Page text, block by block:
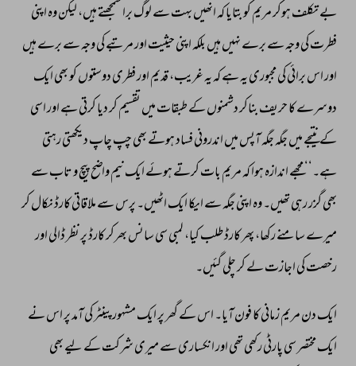
بے تکلف ہوکر مریم کو بتایا کہ انھیں بہت سے لوگ برا سمجھتے ہیں، لیکن وہ اپنی
فطرت کی وجہ سے برے نہیں ہیں بلکہ اپنی حیثیت اور مرتبے کی وجہ سے برے ہیں
اور اس برائی کی مجبوری یہ ہے کہ یہ غریب، قدیم اور فطری دوستوں کو بھی ایک
دوسرے کا حریف بناکر دشمنوں کے طبقات میں تقسیم کر دیا کرتی ہے اور اسی
کے نتیجے میں جگہ جگہ آپس میں اندرونی فساد ہوتے بھی چپ چاپ دیکھتی رہتی
ہے۔‘‘ مجھے اندازہ ہوا کہ مریم بات کرتے ہوئے ایک نیم واضح پیچ و تاب سے
بھی گزر رہی تھیں۔ وہ اپنی جگہ سے ایکا ایک اٹھیں۔ پرس سے ملاقاتی کارڈ نکال کر
میرے سامنے رکھا، پھر کارڈ طلب کیا، لمبی سی سانس بھرکر کارڈ پر نظر ڈالی اور
رخصت کی اجازت لے کر چلی گئیں۔
ایک دن مریم زمانی کا فون آیا۔ اس کے گھر پر ایک مشہور پینٹر کی آمد پر اس نے
ایک مختصر سی پارٹی رکھی تھی اور انکساری سے میری شرکت کے لیے بھی